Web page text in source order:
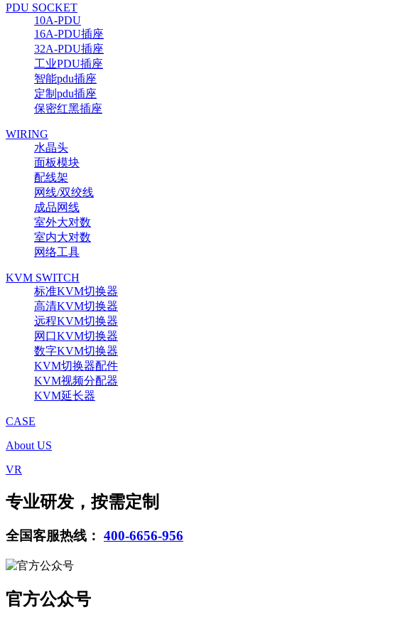
PDU SOCKET
10A-PDU
16A-PDU插座
32A-PDU插座
工业PDU插座
智能pdu插座
定制pdu插座
保密红黑插座
WIRING
水晶头
面板模块
配线架
网线/双绞线
成品网线
室外大对数
室内大对数
网络工具
KVM SWITCH
标准KVM切换器
高清KVM切换器
远程KVM切换器
网口KVM切换器
数字KVM切换器
KVM切换器配件
KVM视频分配器
KVM延长器
CASE
About US
VR
专业研发，按需定制
全国客服热线： 400-6656-956
官方公众号